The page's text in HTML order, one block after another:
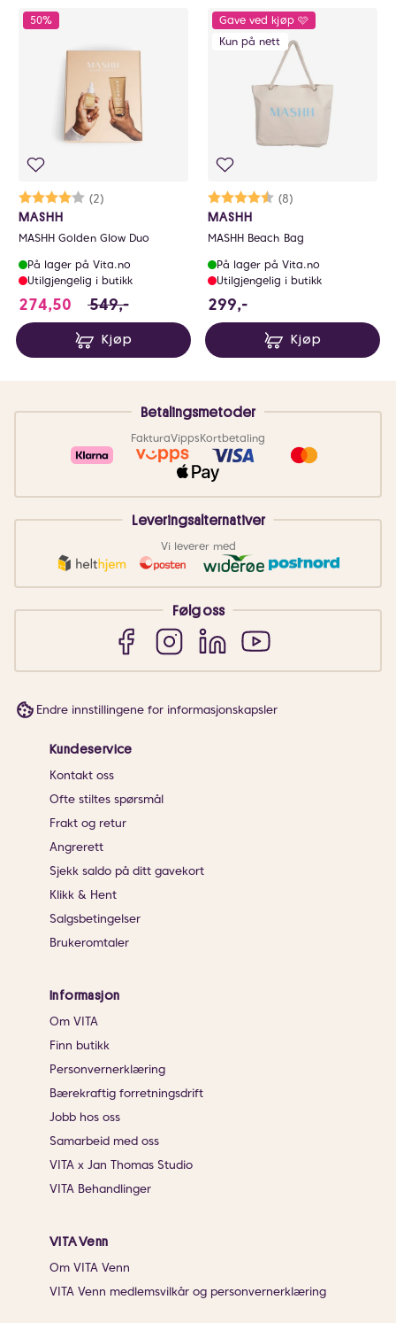
50%
Karakter:
(2)
4.0 av 5 mulige
MASHH
MASHH Golden Glow Duo
På lager på Vita.no
Utilgjengelig i butikk
274,50 274.5 i stedet for 549 NOK, du sparer 274.5
549,-
Kjøp
Gave ved kjøp 🩷
Kun på nett
Karakter:
(8)
4.1 av 5 mulige
MASHH
MASHH Beach Bag
På lager på Vita.no
Utilgjengelig i butikk
299,-
Kjøp
Betalingsmetoder
FakturaVippsKortbetaling
Leveringsalternativer
Vi leverer med
Følg oss
Endre innstillingene for informasjonskapsler
Kundeservice
Kontakt oss
Ofte stiltes spørsmål
Frakt og retur
Angrerett
Sjekk saldo på ditt gavekort
Klikk & Hent
Salgsbetingelser
Brukeromtaler
Informasjon
Om VITA
Finn butikk
Personvernerklæring
Bærekraftig forretningsdrift
Jobb hos oss
Samarbeid med oss
VITA x Jan Thomas Studio
VITA Behandlinger
VITA Venn
Om VITA Venn
VITA Venn medlemsvilkår og personvernerklæring